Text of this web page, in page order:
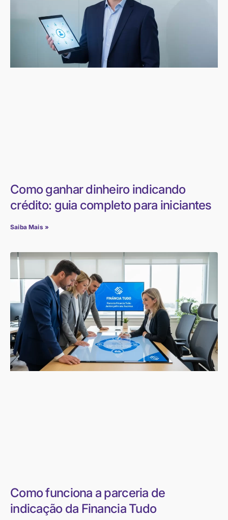
Como ganhar dinheiro indicando
crédito: guia completo para iniciantes
Saiba Mais »
Como funciona a parceria de
indicação da Financia Tudo